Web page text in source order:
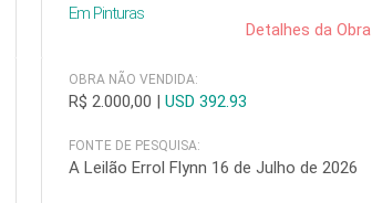
Em Pinturas
Detalhes da Obra
OBRA NÃO VENDIDA:
R$ 2.000,00 |USD 392.93
FONTE DE PESQUISA:
A Leilão Errol Flynn 16 de Julho de 2026